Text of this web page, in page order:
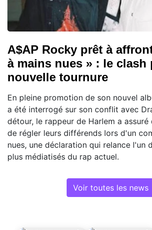
A$AP Rocky prêt à
à mains nues » : le clash
nouvelle tournure
En pleine promotion de son nouvel
a été interrogé sur son conflit avec
détour, le rappeur de Harlem a
de régler leurs différends lors d'un
nues, une déclaration qui relance l'un
plus médiatisés du rap actuel.
Voir toutes les news